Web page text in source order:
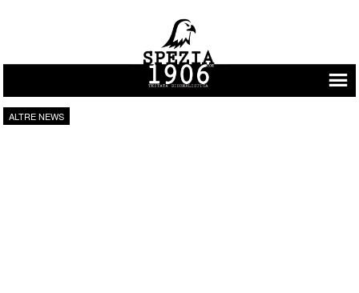
Vai al contenuto
ALTRE NEWS